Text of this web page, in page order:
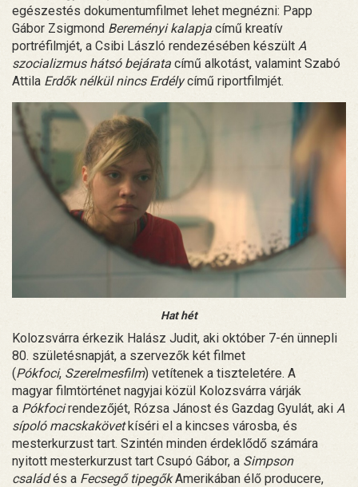
egészestés dokumentumfilmet lehet megnézni: Papp
Gábor Zsigmond Bereményi kalapja című kreatív
portréfilmjét, a Csibi László rendezésében készült A
szocializmus hátsó bejárata című alkotást, valamint Szabó
Attila Erdők nélkül nincs Erdélycímű riportfilmjét.
Hat hét
Kolozsvárra érkezik Halász Judit, aki október 7-én ünnepli
80. születésnapját, a szervezők két filmet
(Pókfoci, Szerelmesfilm) vetítenek a tiszteletére. A
magyar filmtörténet nagyjai közül Kolozsvárra várják
a Pókfocirendezőjét, Rózsa Jánost és Gazdag Gyulát, aki A
sípoló macskakövetkíséri el a kincses városba, és
mesterkurzust tart. Szintén minden érdeklődő számára
nyitott mesterkurzust tart Csupó Gábor, a Simpson
családés a Fecsegő tipegőkAmerikában élő producere,